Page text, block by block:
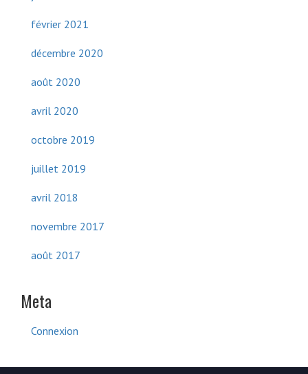
février 2021
décembre 2020
août 2020
avril 2020
octobre 2019
juillet 2019
avril 2018
novembre 2017
août 2017
Meta
Connexion